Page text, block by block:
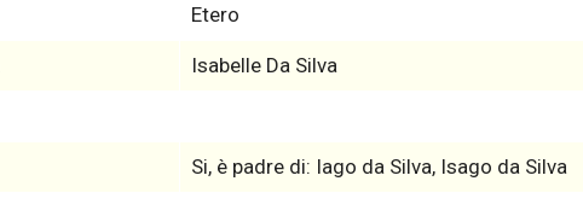
Etero
Isabelle Da Silva
Si, è padre di: Iago da Silva, Isago da Silva